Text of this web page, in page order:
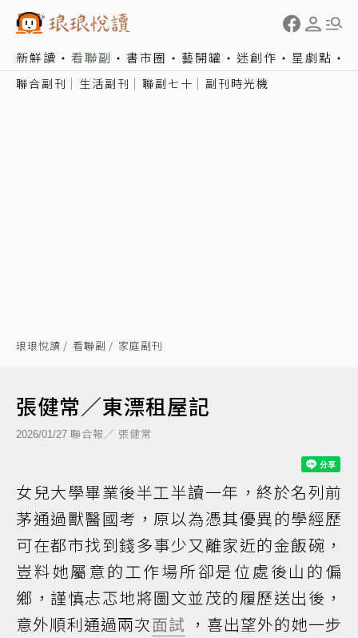
新鮮讀 看聯副 書市圈 藝開罐 迷創作 星劇點
聯合副刊 生活副刊 聯副七十 副刊時光機
琅琅悅讀 看聯副 家庭副刊
張健常／東漂租屋記
2026/01/27 聯合報／ 張健常
女兒大學畢業後半工半讀一年，終於名列前
茅通過獸醫國考，原以為憑其優異的學經歷
可在都市找到錢多事少又離家近的金飯碗，
豈料她屬意的工作場所卻是位處後山的偏
鄉，謹慎忐忑地將圖文並茂的履歷送出後，
意外順利通過兩次面試 ，喜出望外的她一步